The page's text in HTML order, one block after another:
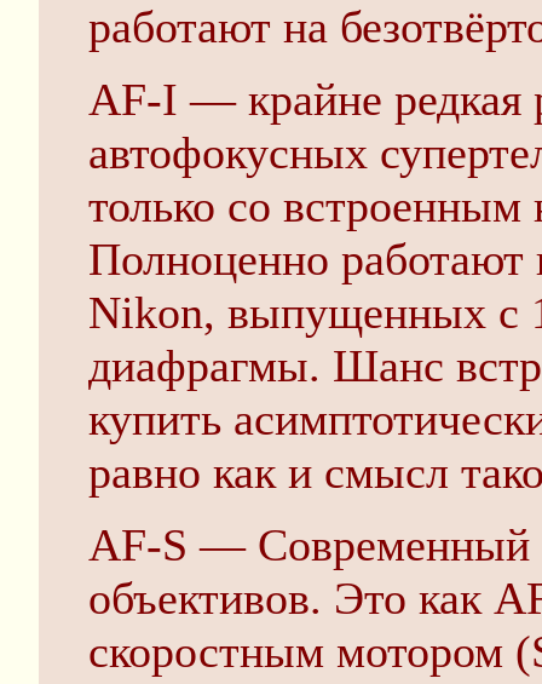
работают на
AF-I — крайне редкая
автофокусных
только со
Полноценно
Nikon, выпущенных с
диафрагмы. Шанс
купить
равно как и смысл
AF-S — Современный
объективов. Это как
скоростным мотором